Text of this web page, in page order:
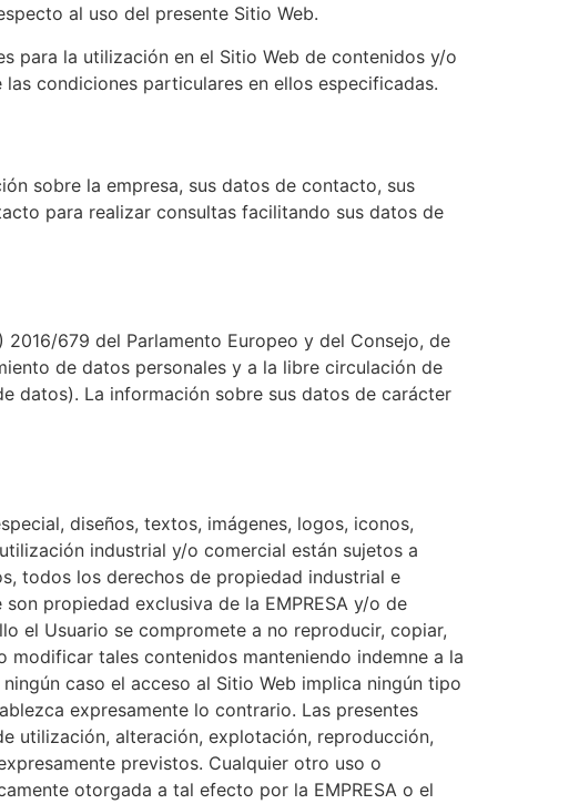
al uso del presente Sitio Web.
para la utilización en el Sitio Web de contenidos y/o
condiciones particulares en ellos especificadas.
sobre la empresa, sus datos de contacto, sus
para realizar consultas facilitando sus datos de
679 del Parlamento Europeo y del Consejo, de
de datos personales y a la libre circulación de
datos). La información sobre sus datos de carácter
diseños, textos, imágenes, logos, iconos,
industrial y/o comercial están sujetos a
todos los derechos de propiedad industrial e
propiedad exclusiva de la EMPRESA y/o de
el Usuario se compromete a no reproducir, copiar,
tales contenidos manteniendo indemne a la
caso el acceso al Sitio Web implica ningún tipo
expresamente lo contrario. Las presentes
utilización, alteración, explotación, reproducción,
previstos. Cualquier otro uso o
otorgada a tal efecto por la EMPRESA o el